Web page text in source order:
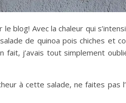
le blog! Avec la chaleur qui
de quinoa pois chiches et
j’avais tout simplement
à cette salade, ne faites pas